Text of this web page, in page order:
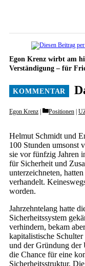
Egon Krenz wirbt am
Verständigung – für
Egon Krenz Categories
Positionen
Helmut Schmidt und
100 Stunden umsonst
sie vor fünfzig Jahren
für Sicherheit und
unterzeichneten,
verhandelt.
worden.
Jahrzehntelang hatte
Sicherheitssystem
verhindern, bekam
kapitalistische
und der Gründung der
die Chance für eine
Sicherheitsstruktur.